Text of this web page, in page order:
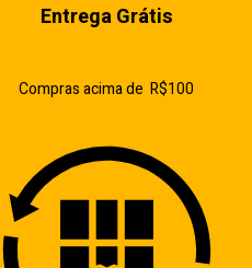
Entrega Grátis
Compras acima de R$100